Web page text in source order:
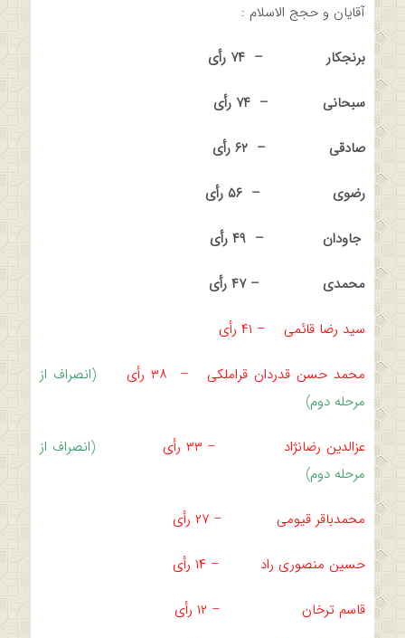
آقایان و حجج الاسلام :
برنجکار – ۷۴ رأی
سبحانی – ۷۴ رأی
صادقی – ۶۲ رأی
رضوی – ۵۶ رأی
جاودان – ۴۹ رأی
محمدی – ۴۷ رأی
سید رضا قائمی – ۴۱ رأی
محمد حسن قدردان قراملکی – ۳۸ رأی
(انصراف از
مرحله دوم)
عزالدین رضانژاد – ۳۳ رأی
(انصراف از
مرحله دوم)
محمدباقر قیومی – ۲۷ رأی
حسین منصوری راد – ۱۴ رأی
قاسم ترخان – ۱۲ رأی